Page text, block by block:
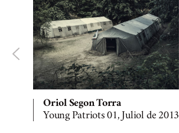
Oriol Segon Torra
Young Patriots 01, Juliol de 2013